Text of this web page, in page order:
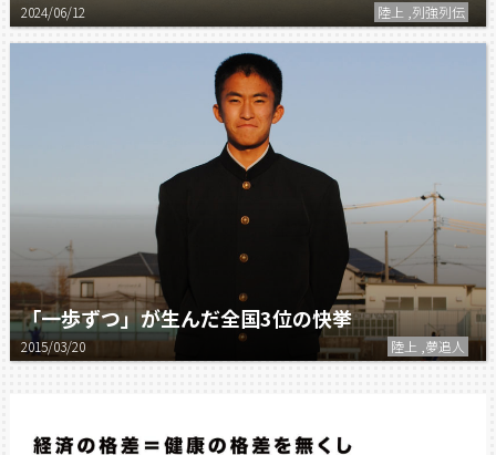
2024/06/12 陸上 ,列強列伝
「一歩ずつ」が生んだ全国3位の快挙
2015/03/20 陸上 ,夢追人